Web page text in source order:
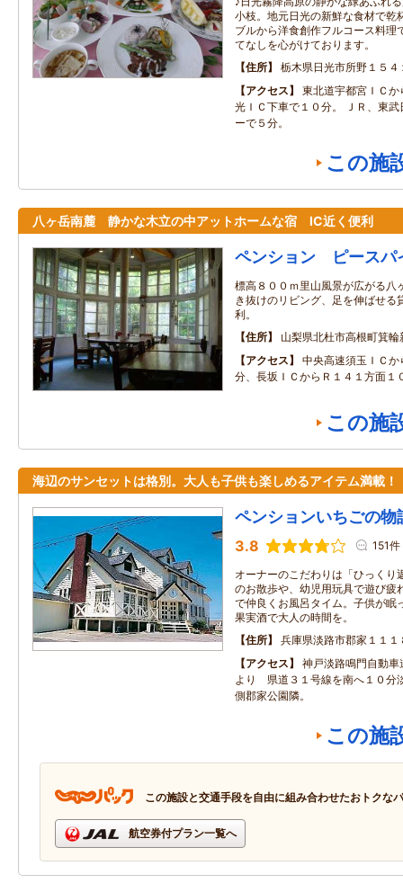
小枝。地元日光の新鮮な食材で乾
ブルから洋食創作フルコース料理
てなしを心がけております。
住所
栃木県日光市所野１５４
アクセス
東北道宇都宮ＩＣ
光ＩＣ下車で１０分。 ＪＲ、東
ーで５分。
この施
八ヶ岳南麓 静かな木立の中アットホームな宿 IC近く便利
ペンション ピースパ
標高８００ｍ里山風景が広がる八
き抜けのリビング、足を伸ばせる
利。
住所
山梨県北杜市高根町箕
アクセス
中央高速須玉ＩＣ
分、長坂ＩＣからＲ１４１方面１
この施
海辺のサンセットは格別。大人も子供も楽しめるアイテム満載！
ペンションいちごの物
3.8 151件
オーナーのこだわりは「ひっくり
のお散歩や、幼児用玩具で遊び疲
で仲良くお風呂タイム。子供が眠
果実酒で大人の時間を。
住所
兵庫県淡路市郡家１１１
アクセス
神戸淡路鳴門自動
より 県道３１号線を南へ１０分
側郡家公園隣。
この施
この施設と交通手段を自由に組み合わせたおトクな
航空券付プラン一覧へ